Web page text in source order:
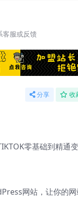
客服或反馈
分享 收
零基础到精通
网站，让你的网